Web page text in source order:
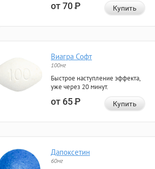
от 70Р Купить
Виагра Софт
100мг
Быстрое наступление эффекта,
уже через 20 минут.
от 65Р Купить
Дапоксетин
60мг